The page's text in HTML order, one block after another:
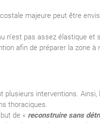
majeure peut être
n’est pas assez élastique
afin de préparer la zone à
interventions.
thoraciques.
de « reconstruire sans